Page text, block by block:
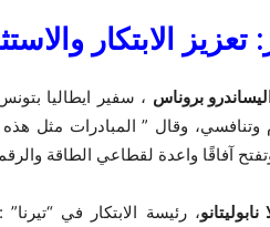
تعزيز الابتكار
بروناس ، سفير ايطاليا
وتنافسي، وقال ” المبادرات مثل
آفاقًا واعدة لقطاعي الطاقة
نابوليتانو